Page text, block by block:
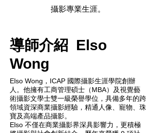
攝影專業生涯。
導師介紹 Elso
Wong
Elso Wong，ICAP 國際攝影生涯學院創辦
人。他擁有工商管理碩士（MBA）及視覺藝
術攝影文學士雙一級榮譽學位，具備多年的跨
領域資深商業攝影經驗，精通人像、寵物、珠
寶及高端產品攝影。
Elso 不僅在商業攝影界深具影響力，更積極